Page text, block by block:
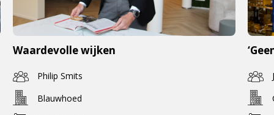
Waardevolle wijken
Philip Smits
Blauwhoed